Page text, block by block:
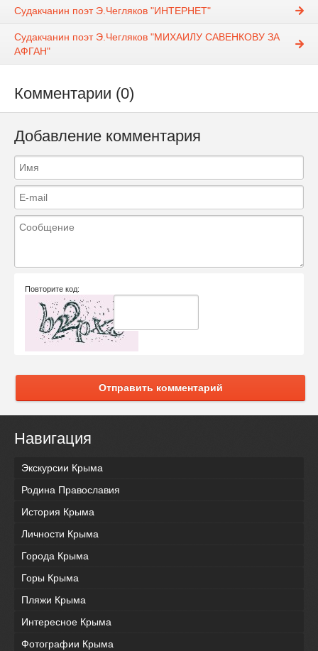
Судакчанин поэт Э.Чегляков "ИНТЕРНЕТ"
Судакчанин поэт Э.Чегляков "МИХАИЛУ САВЕНКОВУ ЗА
АФГАН"
Комментарии (0)
Добавление комментария
Повторите код:
Отправить комментарий
Навигация
Экскурсии Крыма
Родина Православия
История Крыма
Личности Крыма
Города Крыма
Горы Крыма
Пляжи Крыма
Интересное Крыма
Фотографии Крыма